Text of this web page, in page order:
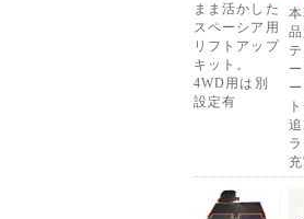
まま活かした
スペーシア用
リフトアップ
キット。
4WD用は別
設定有